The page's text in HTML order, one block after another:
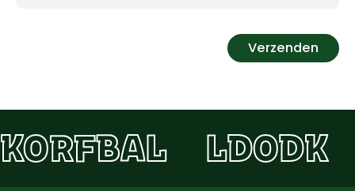
Verzenden
KORFBAL LDODK